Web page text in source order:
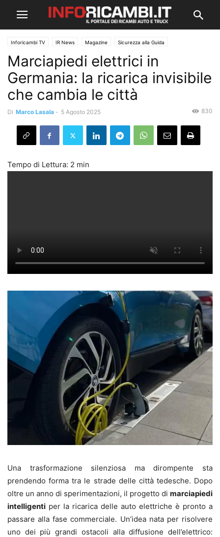
Inforicambi TV IR News Magazine Sicurezza alla Guida
Marciapiedi elettrici in
Germania: la ricarica invisibile
che cambia le città
Di Marco Lasala - 5 Agosto 2025 830
Una trasformazione silenziosa ma dirompente sta
prendendo forma tra le strade delle città tedesche. Dopo
oltre un anno di sperimentazioni, il progetto di marciapiedi
intelligenti per la ricarica delle auto elettriche è pronto a
passare alla fase commerciale. Un’idea nata per risolvere
uno dei più grandi ostacoli alla diffusione dell’elettrico: